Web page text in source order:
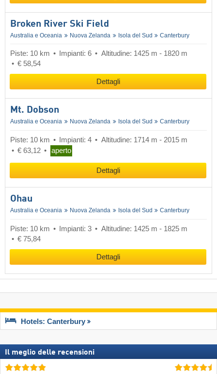
Broken River Ski Field
Australia e Oceania Nuova Zelanda Isola del Sud Canterbury
Piste: 10 km Impianti: 6
Altitudine: 1425 m - 1820 m
€ 58,54
Dettagli
Mt. Dobson
Australia e Oceania Nuova Zelanda Isola del Sud Canterbury
Piste: 10 km Impianti: 4
Altitudine: 1714 m - 2015 m
€ 63,12
aperto
Dettagli
Ohau
Australia e Oceania Nuova Zelanda Isola del Sud Canterbury
Piste: 10 km Impianti: 3
Altitudine: 1425 m - 1825 m
€ 75,84
Dettagli
Hotels: Canterbury
Il meglio delle recensioni